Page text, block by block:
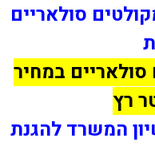
סולאריים
סולאריים במחיר
רץ
המשרד להגנת